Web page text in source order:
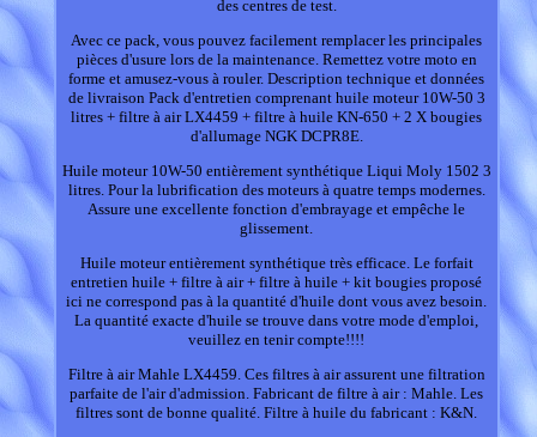
des centres de test.
Avec ce pack, vous pouvez facilement remplacer les principales
pièces d'usure lors de la maintenance. Remettez votre moto en
forme et amusez-vous à rouler. Description technique et données
de livraison Pack d'entretien comprenant huile moteur 10W-50 3
litres + filtre à air LX4459 + filtre à huile KN-650 + 2 X bougies
d'allumage NGK DCPR8E.
Huile moteur 10W-50 entièrement synthétique Liqui Moly 1502 3
litres. Pour la lubrification des moteurs à quatre temps modernes.
Assure une excellente fonction d'embrayage et empêche le
glissement.
Huile moteur entièrement synthétique très efficace. Le forfait
entretien huile + filtre à air + filtre à huile + kit bougies proposé
ici ne correspond pas à la quantité d'huile dont vous avez besoin.
La quantité exacte d'huile se trouve dans votre mode d'emploi,
veuillez en tenir compte!!!!
Filtre à air Mahle LX4459. Ces filtres à air assurent une filtration
parfaite de l'air d'admission. Fabricant de filtre à air : Mahle. Les
filtres sont de bonne qualité. Filtre à huile du fabricant : K&N.